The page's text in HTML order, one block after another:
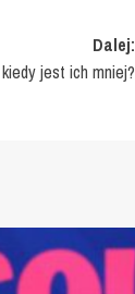
Dalej:
jest ich mniej?